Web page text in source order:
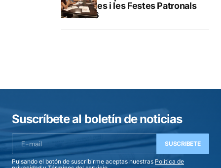
Paelles i les Festes Patronals
2026
Suscríbete al boletín de noticias
SUSCRIBETE
Pulsando el botón de suscribirme aceptas nuestras Política de